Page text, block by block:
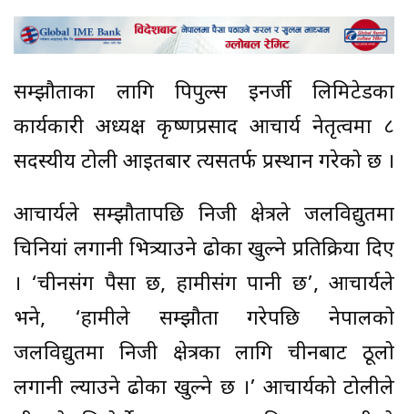
सम्झौताका लागि पिपुल्स इनर्जी लिमिटेडका
कार्यकारी अध्यक्ष कृष्णप्रसाद आचार्य नेतृत्वमा ८
सदस्यीय टोली आइतबार त्यसतर्फ प्रस्थान गरेको छ ।
आचार्यले सम्झौतापछि निजी क्षेत्रले जलविद्युतमा
चिनियां लगानी भित्र्याउने ढोका खुल्ने प्रतिक्रिया दिए
। ‘चीनसंग पैसा छ, हामीसंग पानी छ’, आचार्यले
भने, ‘हामीले सम्झौता गरेपछि नेपालको
जलविद्युतमा निजी क्षेत्रका लागि चीनबाट ठूलो
लगानी ल्याउने ढोका खुल्ने छ ।’ आचार्यको टोलीले